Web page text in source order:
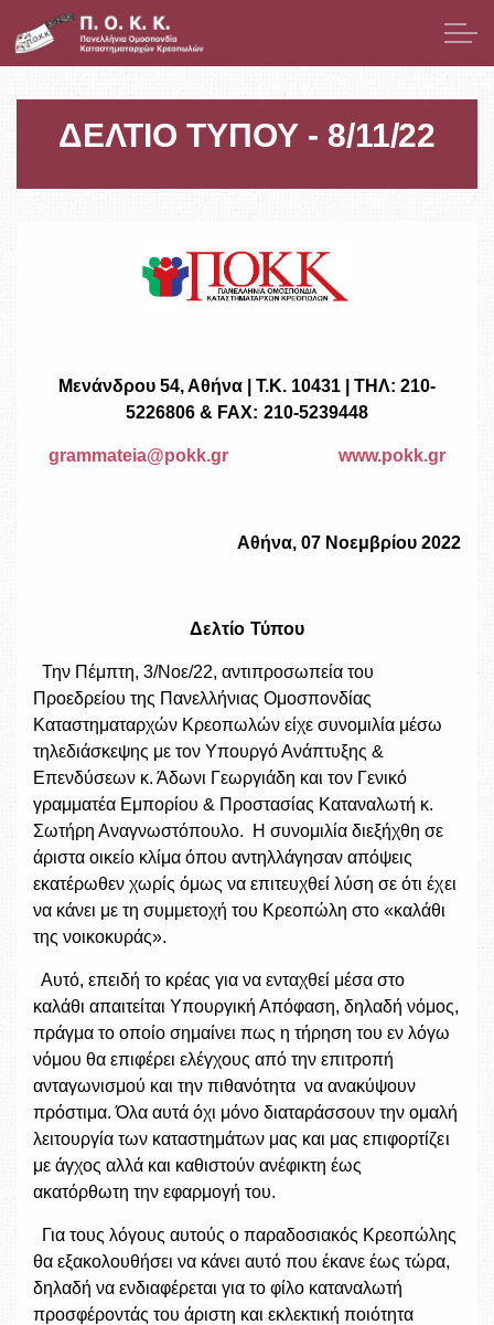
Μετάβαση στο κύριο περιεχόμενο
Παρουσίαση
Νομοθεσία
Επίκαιρα Θέματα
ΕΣΠΑ
ΔΕΛΤΙΟ ΤΥΠΟΥ - 8/11/22
Μενάνδρου 54, Αθήνα | Τ.Κ. 10431 | ΤΗΛ: 210-
5226806 & FAX: 210-5239448
grammateia@pokk.gr www.pokk.gr
Αθήνα, 07 Νοεμβρίου 2022
Δελτίο Τύπου
Την Πέμπτη, 3/Νοε/22, αντιπροσωπεία του
Προεδρείου της Πανελλήνιας Ομοσπονδίας
Καταστηματαρχών Κρεοπωλών είχε συνομιλία μέσω
τηλεδιάσκεψης με τον Υπουργό Ανάπτυξης &
Επενδύσεων κ. Άδωνι Γεωργιάδη και τον Γενικό
γραμματέα Εμπορίου & Προστασίας Καταναλωτή κ.
Σωτήρη Αναγνωστόπουλο. Η συνομιλία διεξήχθη σε
άριστα οικείο κλίμα όπου αντηλλάγησαν απόψεις
εκατέρωθεν χωρίς όμως να επιτευχθεί λύση σε ότι έχει
να κάνει με τη συμμετοχή του Κρεοπώλη στο «καλάθι
της νοικοκυράς».
Αυτό, επειδή το κρέας για να ενταχθεί μέσα στο
καλάθι απαιτείται Υπουργική Απόφαση, δηλαδή νόμος,
πράγμα το οποίο σημαίνει πως η τήρηση του εν λόγω
νόμου θα επιφέρει ελέγχους από την επιτροπή
ανταγωνισμού και την πιθανότητα να ανακύψουν
πρόστιμα. Όλα αυτά όχι μόνο διαταράσσουν την ομαλή
λειτουργία των καταστημάτων μας και μας επιφορτίζει
με άγχος αλλά και καθιστούν ανέφικτη έως
ακατόρθωτη την εφαρμογή του.
Για τους λόγους αυτούς ο παραδοσιακός Κρεοπώλης
θα εξακολουθήσει να κάνει αυτό που έκανε έως τώρα,
δηλαδή να ενδιαφέρεται για το φίλο καταναλωτή
προσφέροντάς του άριστη και εκλεκτική ποιότητα